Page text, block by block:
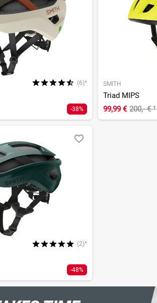
(6)*
-38%
SMITH
Triad MIPS
99,99 € 200,- €¹
(2)*
-48%